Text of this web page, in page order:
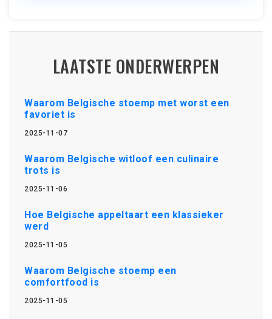
LAATSTE ONDERWERPEN
Waarom Belgische stoemp met worst een
favoriet is
2025-11-07
Waarom Belgische witloof een culinaire
trots is
2025-11-06
Hoe Belgische appeltaart een klassieker
werd
2025-11-05
Waarom Belgische stoemp een
comfortfood is
2025-11-05